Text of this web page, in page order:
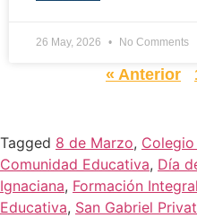
26 May, 2026 No Comments
« Anterior
Tagged 8 de Marzo,
Comunidad Educativa, Día
Ignaciana, Formación Integral
Educativa, San Gabriel